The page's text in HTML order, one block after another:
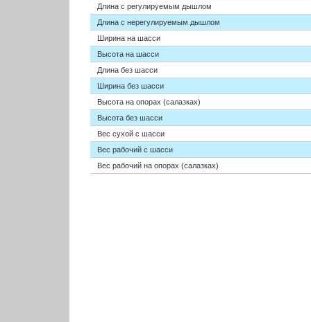
Длина с регулируемым дышлом
Длина с нерегулируемым дышлом
Ширина на шасси
Высота на шасси
Длина без шасси
Ширина без шасси
Высота на опорах (салазках)
Высота без шасси
Вес сухой с шасси
Вес рабочий с шасси
Вес рабочий на опорах (салазках)